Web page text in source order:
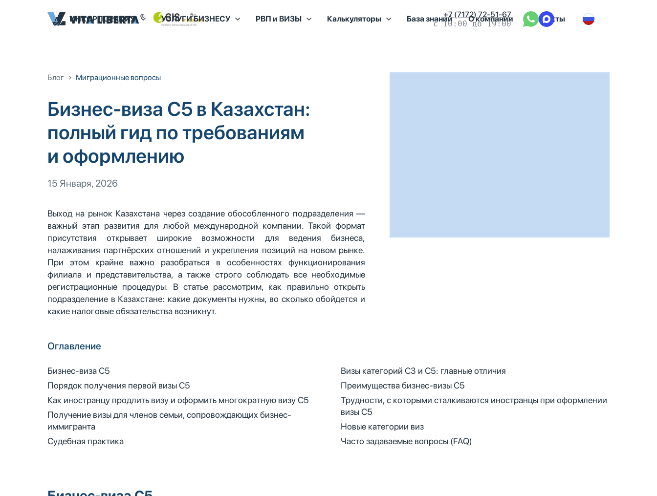
ИНКОРПОРАЦИЯ УСЛУГИ БИЗНЕСУ РВП и ВИЗЫ Калькуляторы База знаний О компании Контакты
+7 (7172) 72-51-67
с 10:00 до 19:00
Блог Миграционные вопросы
Бизнес-виза С5 в Казахстан:
полный гид по требованиям
и оформлению
15 Января, 2026
Выход на рынок Казахстана через создание обособленного подразделения —
важный этап развития для любой международной компании. Такой формат
присутствия открывает широкие возможности для ведения бизнеса,
налаживания партнёрских отношений и укрепления позиций на новом рынке.
При этом крайне важно разобраться в особенностях функционирования
филиала и представительства, а также строго соблюдать все необходимые
регистрационные процедуры. В статье рассмотрим, как правильно открыть
подразделение в Казахстане: какие документы нужны, во сколько обойдется и
какие налоговые обязательства возникнут.
Оглавление
Бизнес-виза С5
Порядок получения первой визы C5
Как иностранцу продлить визу и оформить многократную визу С5
Получение визы для членов семьи, сопровождающих бизнес-
иммигранта
Судебная практика
Визы категорий С3 и С5: главные отличия
Преимущества бизнес-визы C5
Трудности, с которыми сталкиваются иностранцы при оформлении
визы C5
Новые категории виз
Часто задаваемые вопросы (FAQ)